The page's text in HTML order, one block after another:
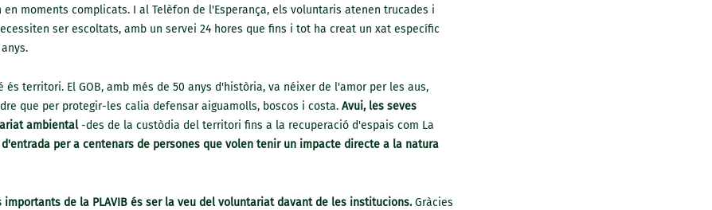
moments complicats. I al Telèfon de l'Esperança, els voluntaris atenen trucades i
ser escoltats, amb un servei 24 hores que fins i tot ha creat un xat específic
és territori. El GOB, amb més de 50 anys d'història, va néixer de l'amor per les aus,
que per protegir-les calia defensar aiguamolls, boscos i costa. Avui, les seves
ambiental-des de la custòdia del territori fins a la recuperació d'espais com La
per a centenars de persones que volen tenir un impacte directe a la natura
importants de la PLAVIB és ser la veu del voluntariat davant de les institucions.Gràcies